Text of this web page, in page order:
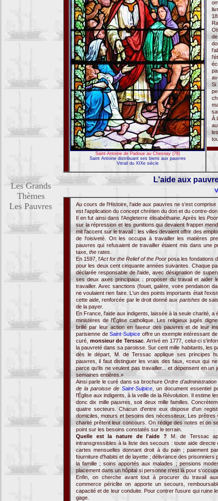
Les Grands
Thèmes
Les Pauvres
Saint-Antoine de Padoue au Chesnay (78)
Saint Antoine distribuant ses biens aux pauvres
Vitrail du XIXe siècle
Si
À
L'aide aux
Au cours de l'Histoire, l'aide aux pauvres ne s'est
est l'application du concept chrétien du don et du contre-
Il en fut ainsi dans l'Angleterre élisabéthaine. Après les
sur la répression et les punitions qui devaient frapper
mit l'accent sur le travail : les villes devaient offrir des
de l'oisiveté. On les occupa à travailler les matières
pauvres qui refusaient de travailler étaient mis dans une
taxe, the rates
En 1597, l'Act for the Relief of the Poor posa les fondations
pour les deux cent cinquante années suivantes. Chaque
déclarée responsable de l'aide, avec désignation de
ses deux axes principaux : proposer du travail et aider
travailler. Avec sanctions (fouet, galère, voire pendaison
ne voulaient rien faire. L'un des points importants était
cette aide, renforcée par le droit donné aux parishesde
de la payer.
En France, l'aide aux indigents, laissée à la seule charité, a
ministères de l'Église catholique. Les religieux jugés
brillé par leur action en faveur des pauvres et de leur
parisienne deSaint-Sulpice offre un exemple intéressant
curé, monsieur de Terssac . Arrivé en 1777, celui-ci
la pauvreté dans sa paroisse. Sur cent mille habitants, les
dès le départ, M. de Terssac applique ses principes
pauvres, il faut distinguer les vrais des faux, «ceux qui
parce qu'ils ne veulent pas travailler... et dépensent en
semaines entières.»
Ainsi parle le curé dans sa brochureOrdre
de la paroisse de Saint-Sulpice , un document essentiel
l'Église aux indigents, à la veille de la Révolution. Il estime
donc dix mille pauvres, soit deux mille familles.
quatre secteurs. Chacun d'entre eux dispose d'un
domiciles, mœurs et besoins des nécessiteux. Les prêtres
charité prêtent leur concours. On rédige des notes et on
point sur les besoins constatés sur le terrain.
Quelle est la nature de l'aide ? M. de Terssac
intransgressibles à la liste des secours : toute aide
cartes mensuelles donnant droit à du pain ; paiement
fourniture d'habits et de layette ; délivrance des prisonniers
la famille ; soins apportés aux malades ; pensions
placement dans un hôpital si personne n'est là pour
Enfin, on cherche avant tout à procurer du travail
commerce périclite on apporte un secours,
capacité et de leur conduite. Pour contrer l'usure qui ruine
gage.